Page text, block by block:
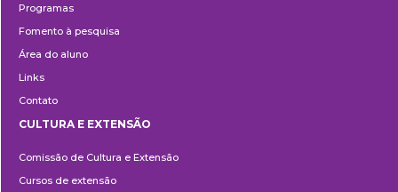
Programas
Fomento à pesquisa
Área do aluno
Links
Contato
e
CULTURA E EXTENSÃO
Comissão de Cultura e Extensão
Cursos de extensão